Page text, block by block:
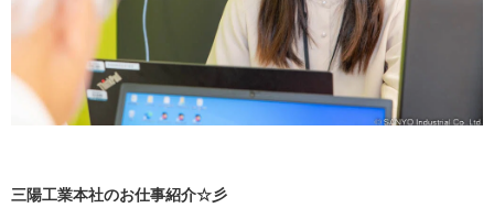
三陽工業本社のお仕事紹介☆彡